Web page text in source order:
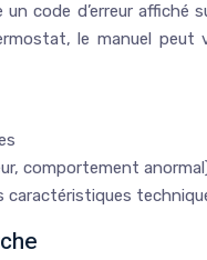
code d’erreur
le manuel
comportement
caractéristiques